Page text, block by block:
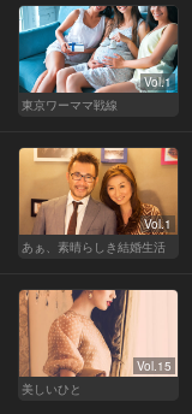
Vol.1
東京ワーママ戦線
Vol.1
あぁ、素晴らしき結婚生活
Vol.15
美しいひと